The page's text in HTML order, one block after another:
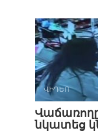
ՎԻԴԵՈ
նկատեց